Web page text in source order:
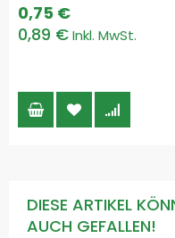
0,89 €
0,75 €
DIESE ARTIKEL
AUCH GEFALLEN!